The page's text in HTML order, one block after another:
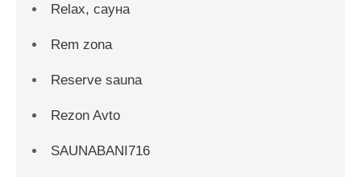
Relax, сауна
Rem zona
Reserve sauna
Rezon Avto
SAUNABANI716